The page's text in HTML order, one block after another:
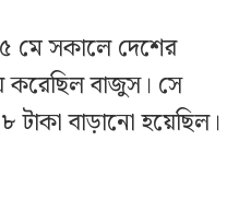
সকালে দেশের
করেছিল বাজুস। সে
বাড়ানো হয়েছিল।